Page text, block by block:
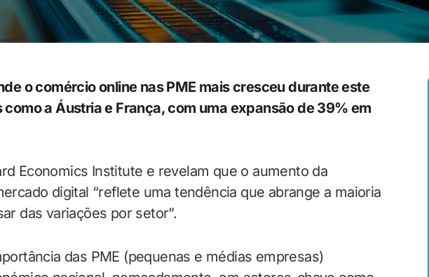
o comércio online nas PME mais cresceu durante este
a Áustria e França, com uma expansão de 39% em
Economics Institute e revelam que o aumento da
digital “reflete uma tendência que abrange a maioria
das variações por setor”.
das PME (pequenas e médias empresas)